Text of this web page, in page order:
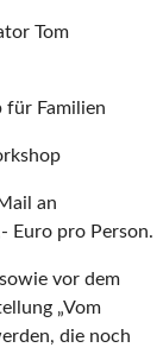
Tom
für Familien
an
Euro pro Person.
vor dem
„Vom
die noch